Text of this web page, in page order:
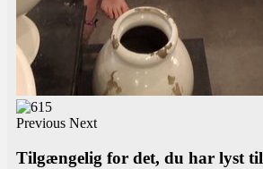
Previous Next
Tilgængelig for det, du har lyst